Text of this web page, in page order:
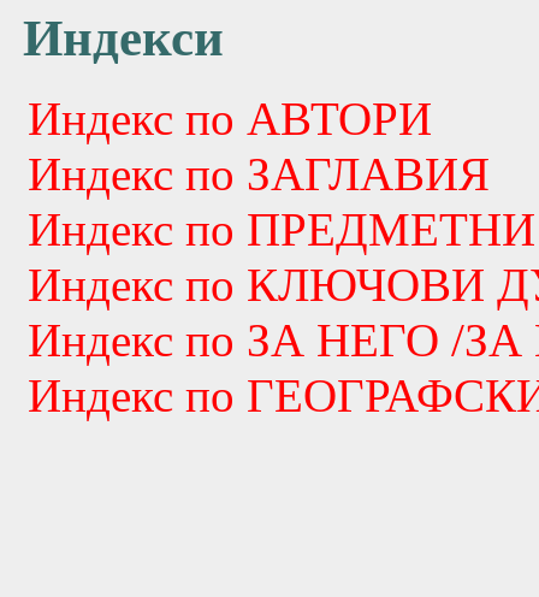
Индекси
Индекс по АВТОРИ
Индекс по ЗАГЛАВИЯ
Индекс по
Индекс по КЛЮЧОВИ
Индекс по ЗА НЕГО /
Индекс по